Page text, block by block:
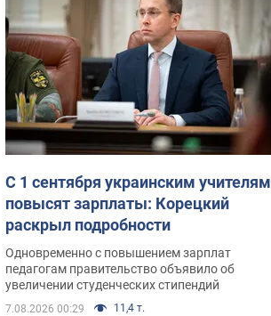
С 1 сентября украинским учителям
повысят зарплаты: Корецкий
раскрыл подробности
Одновременно с повышением зарплат
педагогам правительство объявило об
увеличении студенческих стипендий
7.08.2026 00:29 11,4 т.